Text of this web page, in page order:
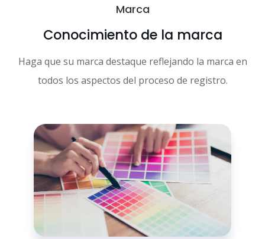
Marca
Conocimiento de la marca
Haga que su marca destaque reflejando la marca en
todos los aspectos del proceso de registro.